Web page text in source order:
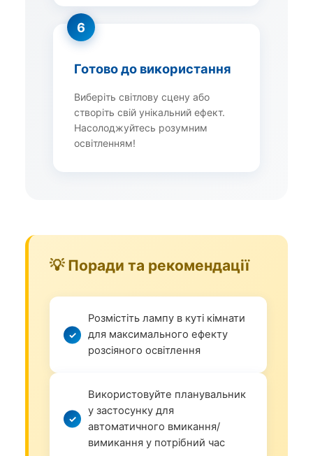
6
Готово до використання
Виберіть світлову сцену або
створіть свій унікальний ефект.
Насолоджуйтесь розумним
освітленням!
💡 Поради та рекомендації
Розмістіть лампу в куті кімнати
для максимального ефекту
розсіяного освітлення
Використовуйте планувальник
у застосунку для
автоматичного вмикання/
вимикання у потрібний час